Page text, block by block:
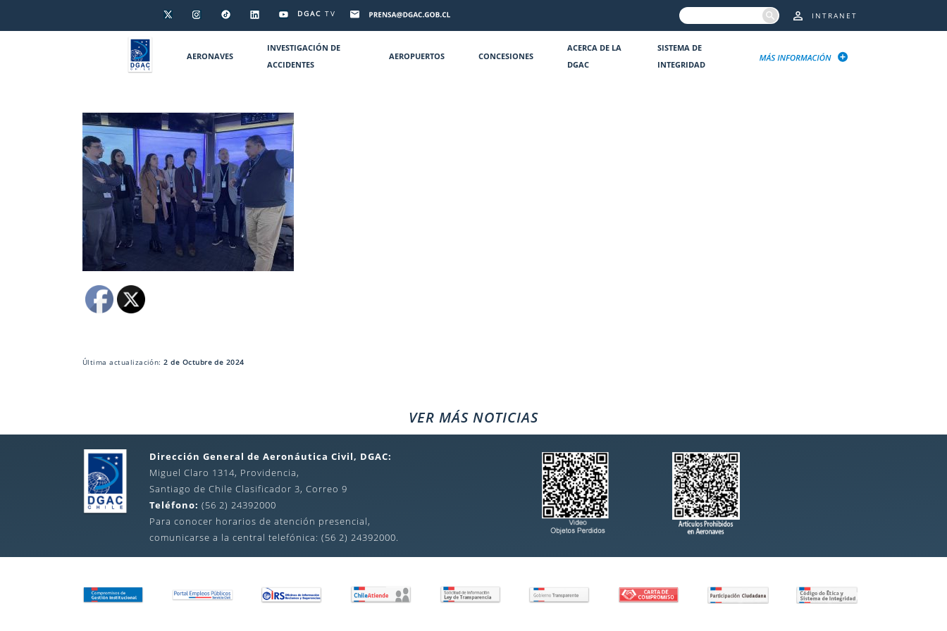
DGAC TV INTRANET
AERONAVES
INVESTIGACIÓN DE
ACCIDENTES
AEROPUERTOS CONCESIONES
ACERCA DE LA
DGAC
SISTEMA DE
INTEGRIDAD
Última actualización:2 de Octubre de 2024
VER MÁS NOTICIAS
Dirección General de Aeronáutica Civil, DGAC:
Miguel Claro 1314, Providencia,
Santiago de Chile Clasificador 3, Correo 9
Teléfono: (56 2) 24392000
Para conocer horarios de atención presencial,
comunicarse a la central telefónica: (56 2) 24392000.